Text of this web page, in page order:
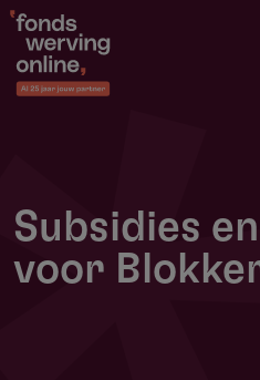
Overslaan
naar
de
Subsidies
voor